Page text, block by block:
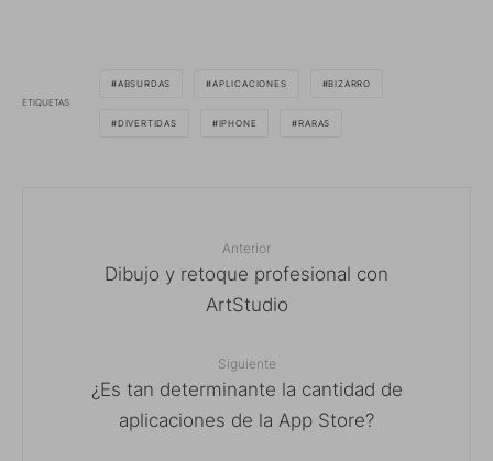
ETIQUETAS
ABSURDAS APLICACIONES BIZARRO
DIVERTIDAS IPHONE RARAS
Anterior
Dibujo y retoque profesional con
ArtStudio
Siguiente
¿Es tan determinante la cantidad de
aplicaciones de la App Store?